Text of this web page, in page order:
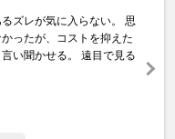
ズレが気に入らない。 思
ったが、コストを抑えた
い聞かせる。 遠目で見る